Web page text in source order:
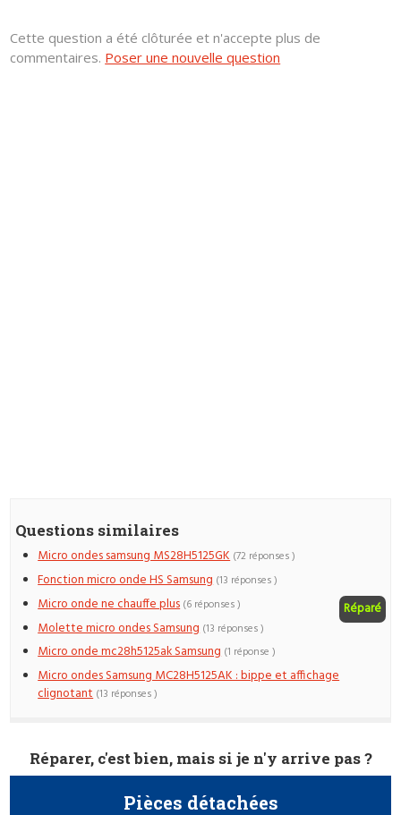
Cette question a été clôturée et n'accepte plus de
commentaires. Poser une nouvelle question
Questions similaires
Micro ondes samsung MS28H5125GK (72 réponses )
Fonction micro onde HS Samsung (13 réponses )
Micro onde ne chauffe plus Réparé
(6 réponses )
Molette micro ondes Samsung (13 réponses )
Micro onde mc28h5125ak Samsung (1 réponse )
Micro ondes Samsung MC28H5125AK : bippe et affichage
clignotant (13 réponses )
Réparer, c'est bien, mais si je n'y arrive pas ?
Pièces détachées